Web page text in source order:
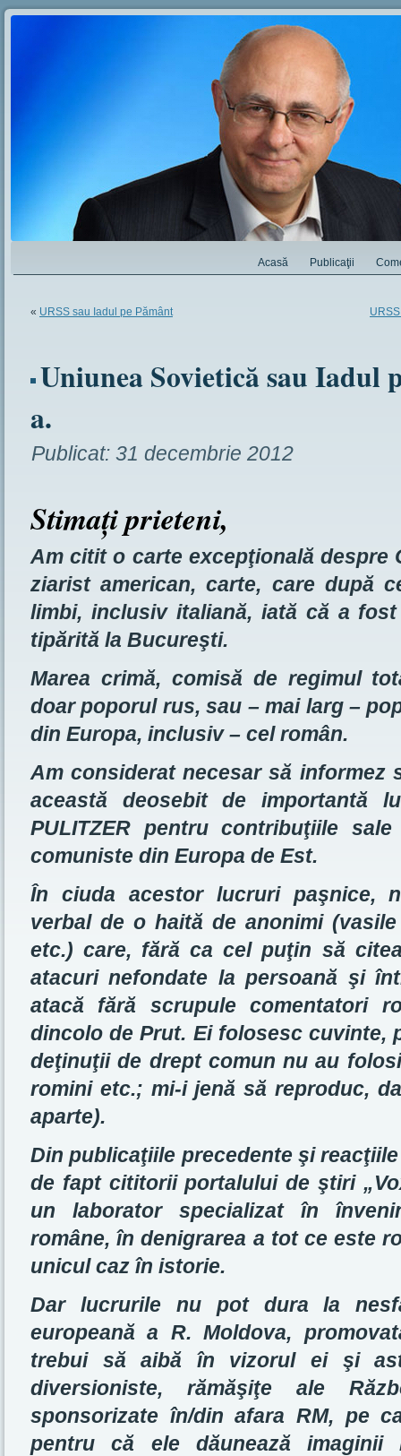
Acasă Publicaţii
« URSS sau Iadul pe Pământ
Uniunea Sovietică sau Iadul
a.
Publicat: 31 decembrie 2012
Stimaţi prieteni,
Am citit o carte excepţională despre
ziarist american, carte, care după
limbi, inclusiv italiană, iată că a
tipărită la Bucureşti.
Marea crimă, comisă de regimul
doar poporul rus, sau – mai larg –
din Europa, inclusiv – cel român.
Am considerat necesar să informez
această deosebit de importantă
PULITZER pentru contribuţiile
comuniste din Europa de Est.
În ciuda acestor lucruri paşnice,
verbal de o haită de anonimi
etc.) care, fără ca cel puţin să
atacuri nefondate la persoană şi
atacă fără scrupule comentatori
dincolo de Prut. Ei folosesc cuvinte,
deţinuţii de drept comun nu au
romini etc.; mi-i jenă să reproduc,
aparte).
Din publicaţiile precedente şi
de fapt cititorii portalului de ştiri
un laborator specializat în
române, în denigrarea a tot ce este
unicul caz în istorie.
Dar lucrurile nu pot dura la
europeană a R. Moldova,
trebui să aibă în vizorul ei şi
diversioniste, rămăşiţe ale
sponsorizate în/din afara RM, pe
pentru că ele dăunează imaginii